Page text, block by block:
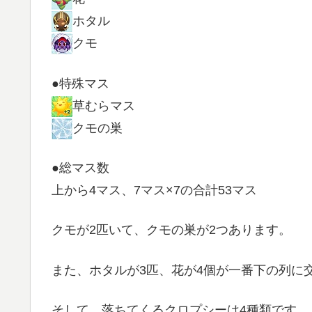
ホタル
クモ
●特殊マス
草むらマス
クモの巣
●総マス数
上から4マス、7マス×7の合計53マス
クモが2匹いて、クモの巣が2つあります。
また、ホタルが3匹、花が4個が一番下の列に